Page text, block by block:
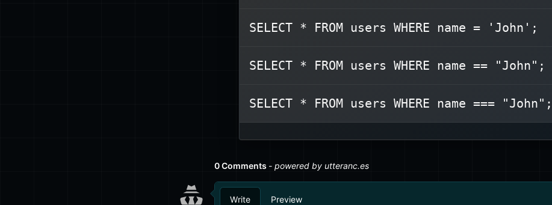
SELECT * FROM users WHERE name = 'John';
SELECT * FROM users WHERE name == "John";
SELECT * FROM users WHERE name === "John";
per i controlli di uguaglianza nella clausola
WHERE
,
La sintassi corretta è
SELECT * FROM users